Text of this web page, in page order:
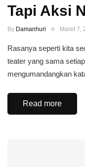
Tapi Aksi
By Damanhuri Maret 7,
Rasanya seperti kita
teater yang sama
mengumandangkan
Read more